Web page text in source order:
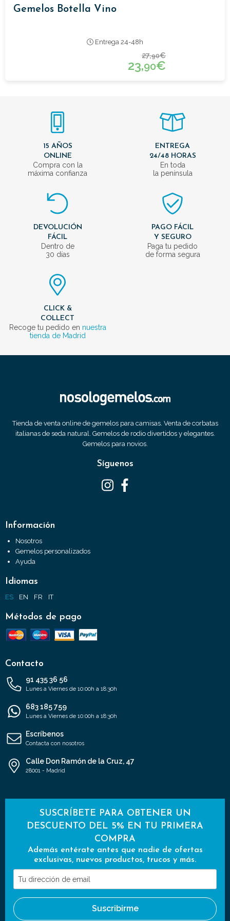
Gemelos Botella Vino
Entrega 24-48h
27,90€
23,90€
15 AÑOS
ONLINE
Compra con la
máxima confianza
ENTREGA
24/48 HORAS
En toda
la península
DEVOLUCIÓN
FÁCIL
Dentro de
30 días
PAGO FÁCIL
Y SEGURO
Paga tu pedido
de forma segura
CLICK &
COLLECT
Recoge tu pedido en nuestra
tienda de Madrid
Tienda de venta online de gemelos para camisas. Venta de corbatas
italianas de seda natural. Gemelos de rodio divertidos y elegantes.
Gemelos para novios.
Síguenos
Información
Nosotros
Gemelos personalizados
Ayuda
Idiomas
ES EN FR IT
Métodos de pago
Contacto
91 435 36 56
Lunes a Viernes de 10:00h a 18:30h
683 185 759
Lunes a Viernes de 10:00h a 18:30h
Escríbenos
Contacta con nosotros
Calle Don Ramón de la Cruz, 47
28001 - Madrid
SUSCRÍBETE PARA OBTENER UN
DESCUENTO DEL 5% EN TU PRIMERA
COMPRA
Además entérate antes que nadie de ofertas
exclusivas, nuevos productos, trucos y más.
Tu
dirección
de
email
Suscribirme